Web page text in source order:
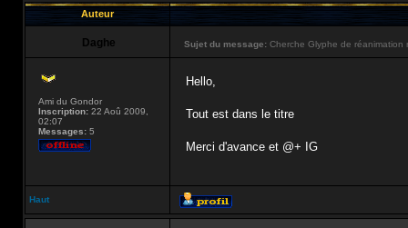
Auteur
Daghe Sujet du message: Cherche Glyphe de réanimation
Ami du Gondor
Inscription: 22 Aoû 2009,
02:07
Messages: 5
Hello,
Tout est dans le titre
Merci d'avance et @+ IG
Haut